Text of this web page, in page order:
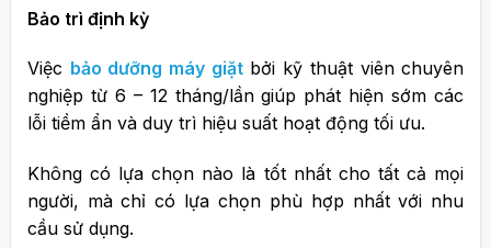
Bảo trì định kỳ
Việc bảo dưỡng máy giặtbởi kỹ thuật viên chuyên
nghiệp từ 6 – 12 tháng/lần giúp phát hiện sớm các
lỗi tiềm ẩn và duy trì hiệu suất hoạt động tối ưu.
Không có lựa chọn nào là tốt nhất cho tất cả mọi
người, mà chỉ có lựa chọn phù hợp nhất với nhu
cầu sử dụng.